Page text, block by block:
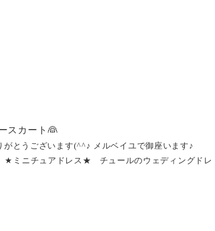
スカート👰
がとうございます(^^♪ メルベイユで御座います♪
★ミニチュアドレス★ チュールのウェディングドレ